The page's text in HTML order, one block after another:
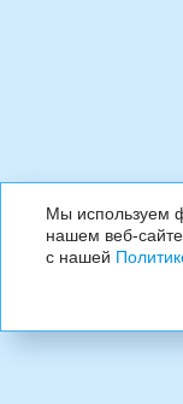
Мы используем
нашем веб-
с нашей